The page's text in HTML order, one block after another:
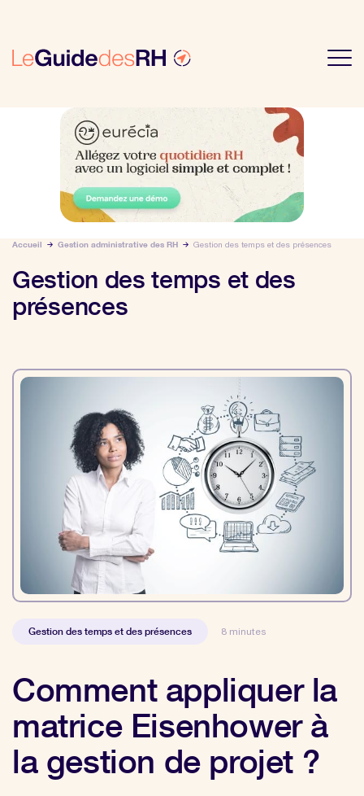
Accueil Gestion administrative des RH Gestion des temps et des présences
Gestion des temps et des
présences
Gestion des temps et des présences 8 minutes
Comment appliquer la
matrice Eisenhower à
la gestion de projet ?